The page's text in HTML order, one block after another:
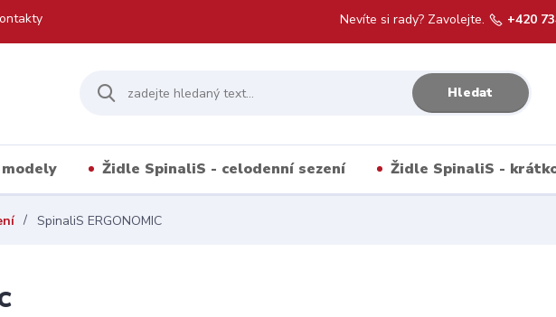
Hledat
Nevíte si rady? Zavolejte. +420
Židle SpinaliS - celodenní sezení Židle SpinaliS -
SpinaliS ERGONOMIC